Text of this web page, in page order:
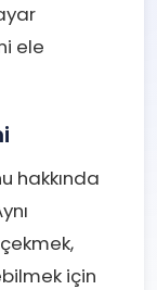
ele
hakkında
için